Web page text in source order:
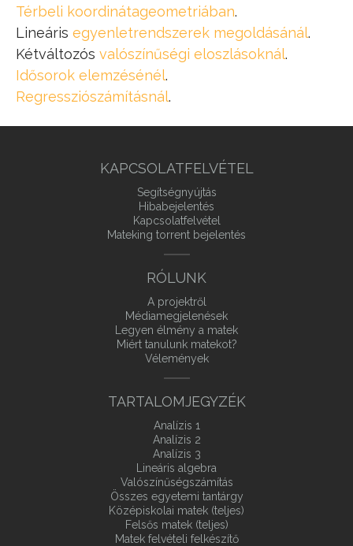
Térbeli koordinátageometriában.
Lineáris egyenletrendszerek megoldásánál.
Kétváltozós valószínűségi eloszlásoknál.
Idősorok elemzésénél.
Regressziószámításnál.
KAPCSOLATFELVÉTEL
Segítségnyújtás
Hibabejelentés
Kapcsolatfelvétel
Mateking torrent bejelentés
RÓLUNK
A projektről
Médiamegjelenések
Legyen élmény a matek
Miért tanulunk matekot?
Vélemények
TARTALOMJEGYZÉK
Analízis 1
Analízis 2
Analízis 3
Lineáris algebra
Valószínűségszámítás
Összes egyetemi tantárgy
Középiskolai matek (teljes)
Felsős matek (teljes)
Matek felvételi felkészítő